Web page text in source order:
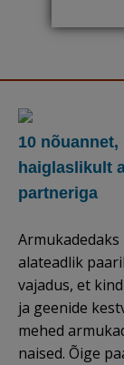
10 nõuannet,
haiglaslikult
partneriga
alateadlik
vajadus, et
ja geenide
mehed
naised. Õige